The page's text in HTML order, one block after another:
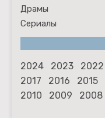
Драмы
Сериалы
2024 2023 2022
2017
2016 2015
2010
2009 2008